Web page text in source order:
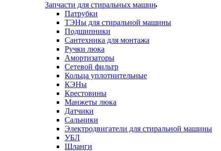
Запчасти для стиральных машин
Патрубки
ТЭНы для стиральной машины
Подшипники
Сантехника для монтажа
Ручки люка
Амортизаторы
Сетевой фильтр
Кольца уплотнительные
КЭНы
Крестовины
Манжеты люка
Датчики
Сальники
Электродвигатели для стиральной машины
УБЛ
Шланги